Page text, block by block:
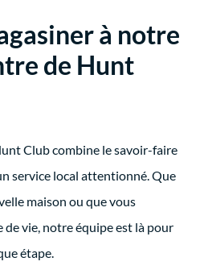
à notre
de Hunt
Club combine le savoir-faire
service local attentionné. Que
maison ou que vous
de vie, notre équipe est là pour
étape.